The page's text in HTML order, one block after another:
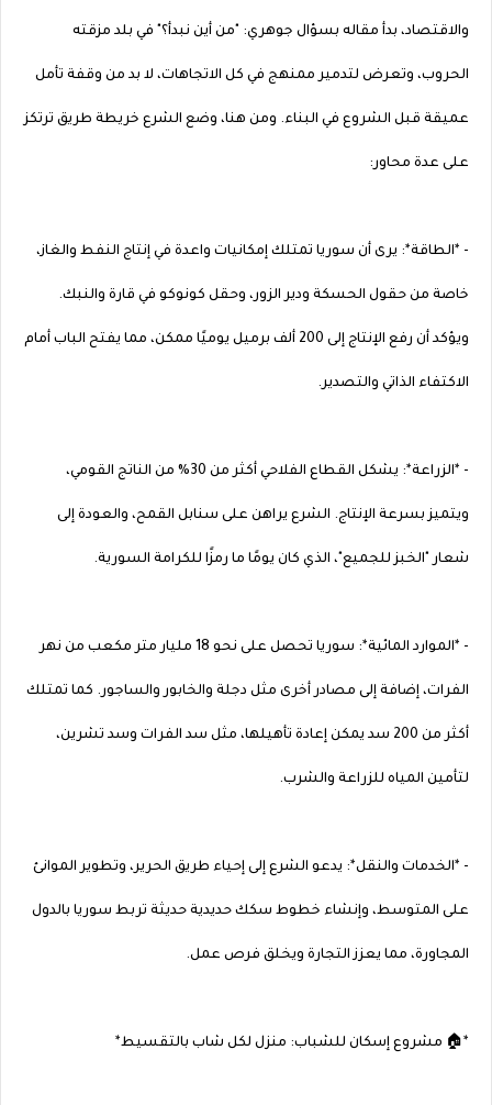
والاقتصاد، بدأ مقاله بسؤال جوهري: "من أين نبدأ؟" في بلد مزقته
الحروب، وتعرض لتدمير ممنهج في كل الاتجاهات، لا بد من وقفة تأمل
عميقة قبل الشروع في البناء. ومن هنا، وضع الشرع خريطة طريق ترتكز
على عدة محاور:
- *الطاقة*: يرى أن سوريا تمتلك إمكانيات واعدة في إنتاج النفط والغاز،
خاصة من حقول الحسكة ودير الزور، وحقل كونوكو في قارة والنبك.
ويؤكد أن رفع الإنتاج إلى 200 ألف برميل يوميًا ممكن، مما يفتح الباب أمام
الاكتفاء الذاتي والتصدير.
- *الزراعة*: يشكل القطاع الفلاحي أكثر من 30% من الناتج القومي،
ويتميز بسرعة الإنتاج. الشرع يراهن على سنابل القمح، والعودة إلى
شعار "الخبز للجميع"، الذي كان يومًا ما رمزًا للكرامة السورية.
- *الموارد المائية*: سوريا تحصل على نحو 18 مليار متر مكعب من نهر
الفرات، إضافة إلى مصادر أخرى مثل دجلة والخابور والساجور. كما تمتلك
أكثر من 200 سد يمكن إعادة تأهيلها، مثل سد الفرات وسد تشرين،
لتأمين المياه للزراعة والشرب.
- *الخدمات والنقل*: يدعو الشرع إلى إحياء طريق الحرير، وتطوير الموانئ
على المتوسط، وإنشاء خطوط سكك حديدية حديثة تربط سوريا بالدول
المجاورة، مما يعزز التجارة ويخلق فرص عمل.
*🏠 مشروع إسكان للشباب: منزل لكل شاب بالتقسيط*